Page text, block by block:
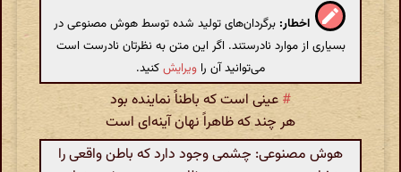
اخطار: برگردان‌های تولید شده توسط هوش مصنوعی در
بسیاری از موارد نادرستند. اگر این متن به نظرتان نادرست است
می‌توانید آن را ویرایشکنید.
# عینی است که باطناً نماینده بود
هر چند که ظاهراً نهان آینه‌ای است
هوش مصنوعی: چشمی وجود دارد که باطن واقعی را